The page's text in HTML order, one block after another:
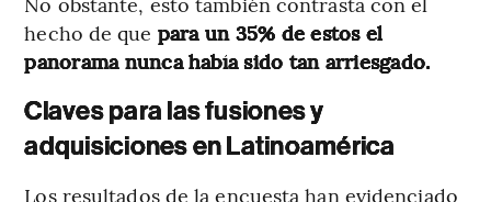
hecho de que para un 35% de estos el
panorama nunca había sido tan arriesgado.
Claves para las fusiones y
adquisiciones en Latinoamérica
Los resultados de la encuesta han evidenciado